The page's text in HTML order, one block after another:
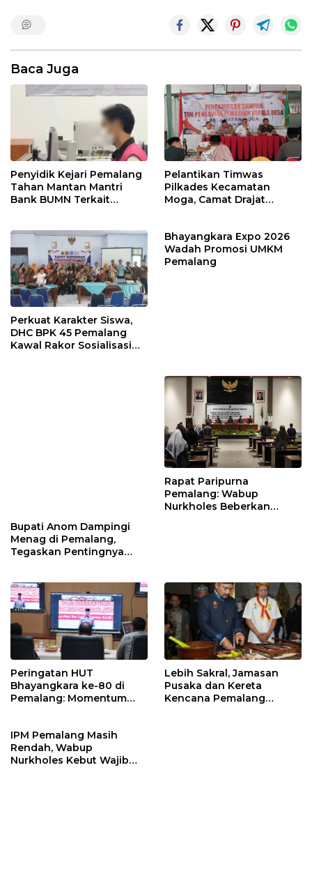
Baca Juga
Penyidik Kejari Pemalang
Tahan Mantan Mantri
Bank BUMN Terkait
Pelantikan Timwas
Pilkades Kecamatan
Moga, Camat Drajat
Perkuat Karakter Siswa,
DHC BPK 45 Pemalang
Kawal Rakor Sosialisasi
Bhayangkara Expo 2026
Wadah Promosi UMKM
Pemalang
Bupati Anom Dampingi
Menag di Pemalang,
Tegaskan Pentingnya
Rapat Paripurna
Pemalang: Wabup
Nurkholes Beberkan
Peringatan HUT
Bhayangkara ke-80 di
Pemalang: Momentum
Lebih Sakral, Jamasan
Pusaka dan Kereta
Kencana Pemalang
IPM Pemalang Masih
Rendah, Wabup
Nurkholes Kebut Wajib